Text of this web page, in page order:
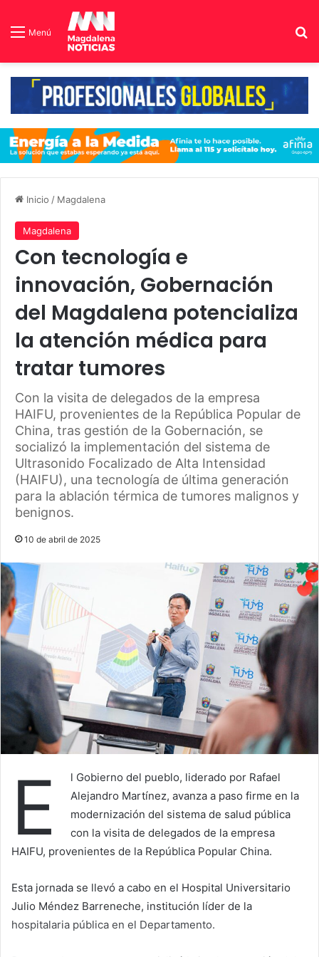
Menú
Inicio / Magdalena
Magdalena
Con tecnología e
innovación, Gobernación
del Magdalena potencializa
la atención médica para
tratar tumores
Con la visita de delegados de la empresa
HAIFU, provenientes de la República Popular de
China, tras gestión de la Gobernación, se
socializó la implementación del sistema de
Ultrasonido Focalizado de Alta Intensidad
(HAIFU), una tecnología de última generación
para la ablación térmica de tumores malignos y
benignos.
10 de abril de 2025
E
l Gobierno del pueblo, liderado por Rafael
Alejandro Martínez, avanza a paso firme en la
modernización del sistema de salud pública
con la visita de delegados de la empresa
HAIFU, provenientes de la República Popular China.
Esta jornada se llevó a cabo en el Hospital Universitario
Julio Méndez Barreneche, institución líder de la
hospitalaria pública en el Departamento.